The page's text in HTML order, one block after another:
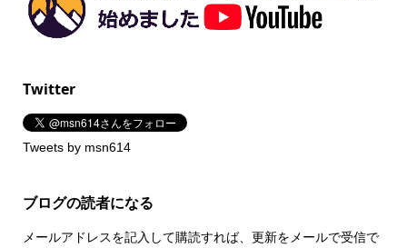
Twitter
Tweets by msn614
ブログの読者になる
メールアドレスを記入して購読すれば、更新をメールで受信で